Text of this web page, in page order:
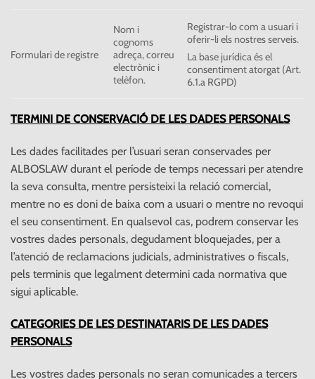
Formulari de registre
Nom i
cognoms
adreça, correu
electrònic i
telèfon.
Registrar-lo com a usuari i
oferir-li els nostres serveis.
La base jurídica és el
consentiment atorgat (Art.
6.1.a RGPD)
TERMINI DE CONSERVACIÓ DE LES DADES PERSONALS
Les dades facilitades per l’usuari seran conservades per
ALBOSLAW durant el període de temps necessari per atendre
la seva consulta, mentre persisteixi la relació comercial,
mentre no es doni de baixa com a usuari o mentre no revoqui
el seu consentiment. En qualsevol cas, podrem conservar les
vostres dades personals, degudament bloquejades, per a
l’atenció de reclamacions judicials, administratives o fiscals,
pels terminis que legalment determini cada normativa que
sigui aplicable.
CATEGORIES DE LES DESTINATARIS DE LES DADES
PERSONALS
Les vostres dades personals no seran comunicades a tercers